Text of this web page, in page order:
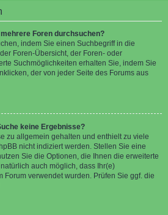
Foren durchsuchen?
indem Sie einen Suchbegriff in die
Foren-Übersicht, der Foren- oder
Suchmöglichkeiten erhalten Sie, indem Sie
der von jeder Seite des Forums aus
keine Ergebnisse?
zu allgemein gehalten und enthielt zu viele
nicht indiziert werden. Stellen Sie eine
Sie die Optionen, die Ihnen die erweiterte
auch möglich, dass Ihr(e)
Forum verwendet wurden. Prüfen Sie ggf. die